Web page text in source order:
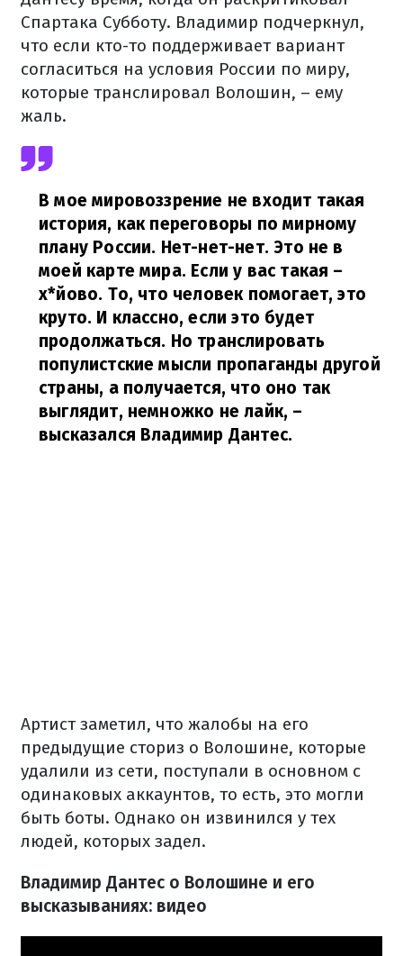
Спартака Субботу. Владимир подчеркнул,
что если кто-то поддерживает вариант
согласиться на условия России по миру,
которые транслировал Волошин, – ему
жаль.
В мое мировоззрение не входит такая
история, как переговоры по мирному
плану России. Нет-нет-нет. Это не в
моей карте мира. Если у вас такая –
х*йово. То, что человек помогает, это
круто. И классно, если это будет
продолжаться. Но транслировать
популистские мысли пропаганды другой
страны, а получается, что оно так
выглядит, немножко не лайк, –
высказался Владимир Дантес.
Артист заметил, что жалобы на его
предыдущие сториз о Волошине, которые
удалили из сети, поступали в основном с
одинаковых аккаунтов, то есть, это могли
быть боты. Однако он извинился у тех
людей, которых задел.
Владимир Дантес о Волошине и его
высказываниях: видео